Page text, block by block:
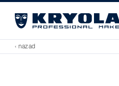
‹ nazad